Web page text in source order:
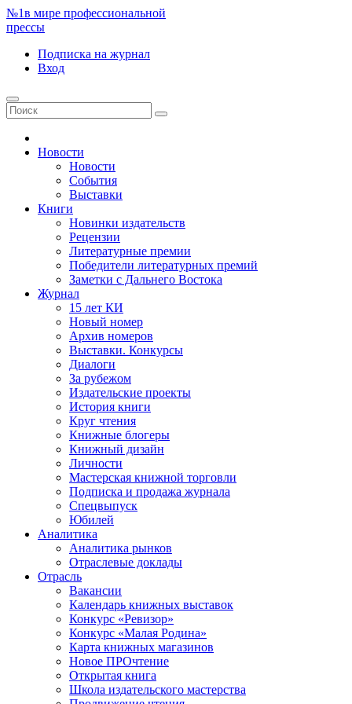
№1в мире профессиональной
прессы
Подписка на журнал
Вход
Новости
Новости
События
Выставки
Книги
Новинки издательств
Рецензии
Литературные премии
Победители литературных премий
Заметки с Дальнего Востока
Журнал
15 лет КИ
Новый номер
Архив номеров
Выставки. Конкурсы
Диалоги
За рубежом
Издательские проекты
История книги
Круг чтения
Книжные блогеры
Книжный дизайн
Личности
Мастерская книжной торговли
Подписка и продажа журнала
Спецвыпуск
Юбилей
Аналитика
Аналитика рынков
Отраслевые доклады
Отрасль
Вакансии
Календарь книжных выставок
Конкурс «Ревизор»
Конкурс «Малая Родина»
Карта книжных магазинов
Новое ПРОчтение
Открытая книга
Школа издательского мастерства